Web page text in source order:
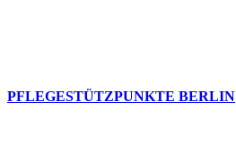
PFLEGESTÜTZPUNKTE BERLIN